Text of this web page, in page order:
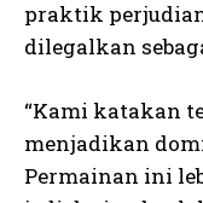
praktik
dilegalkan
“Kami katakan
menjadikan
Permainan ini